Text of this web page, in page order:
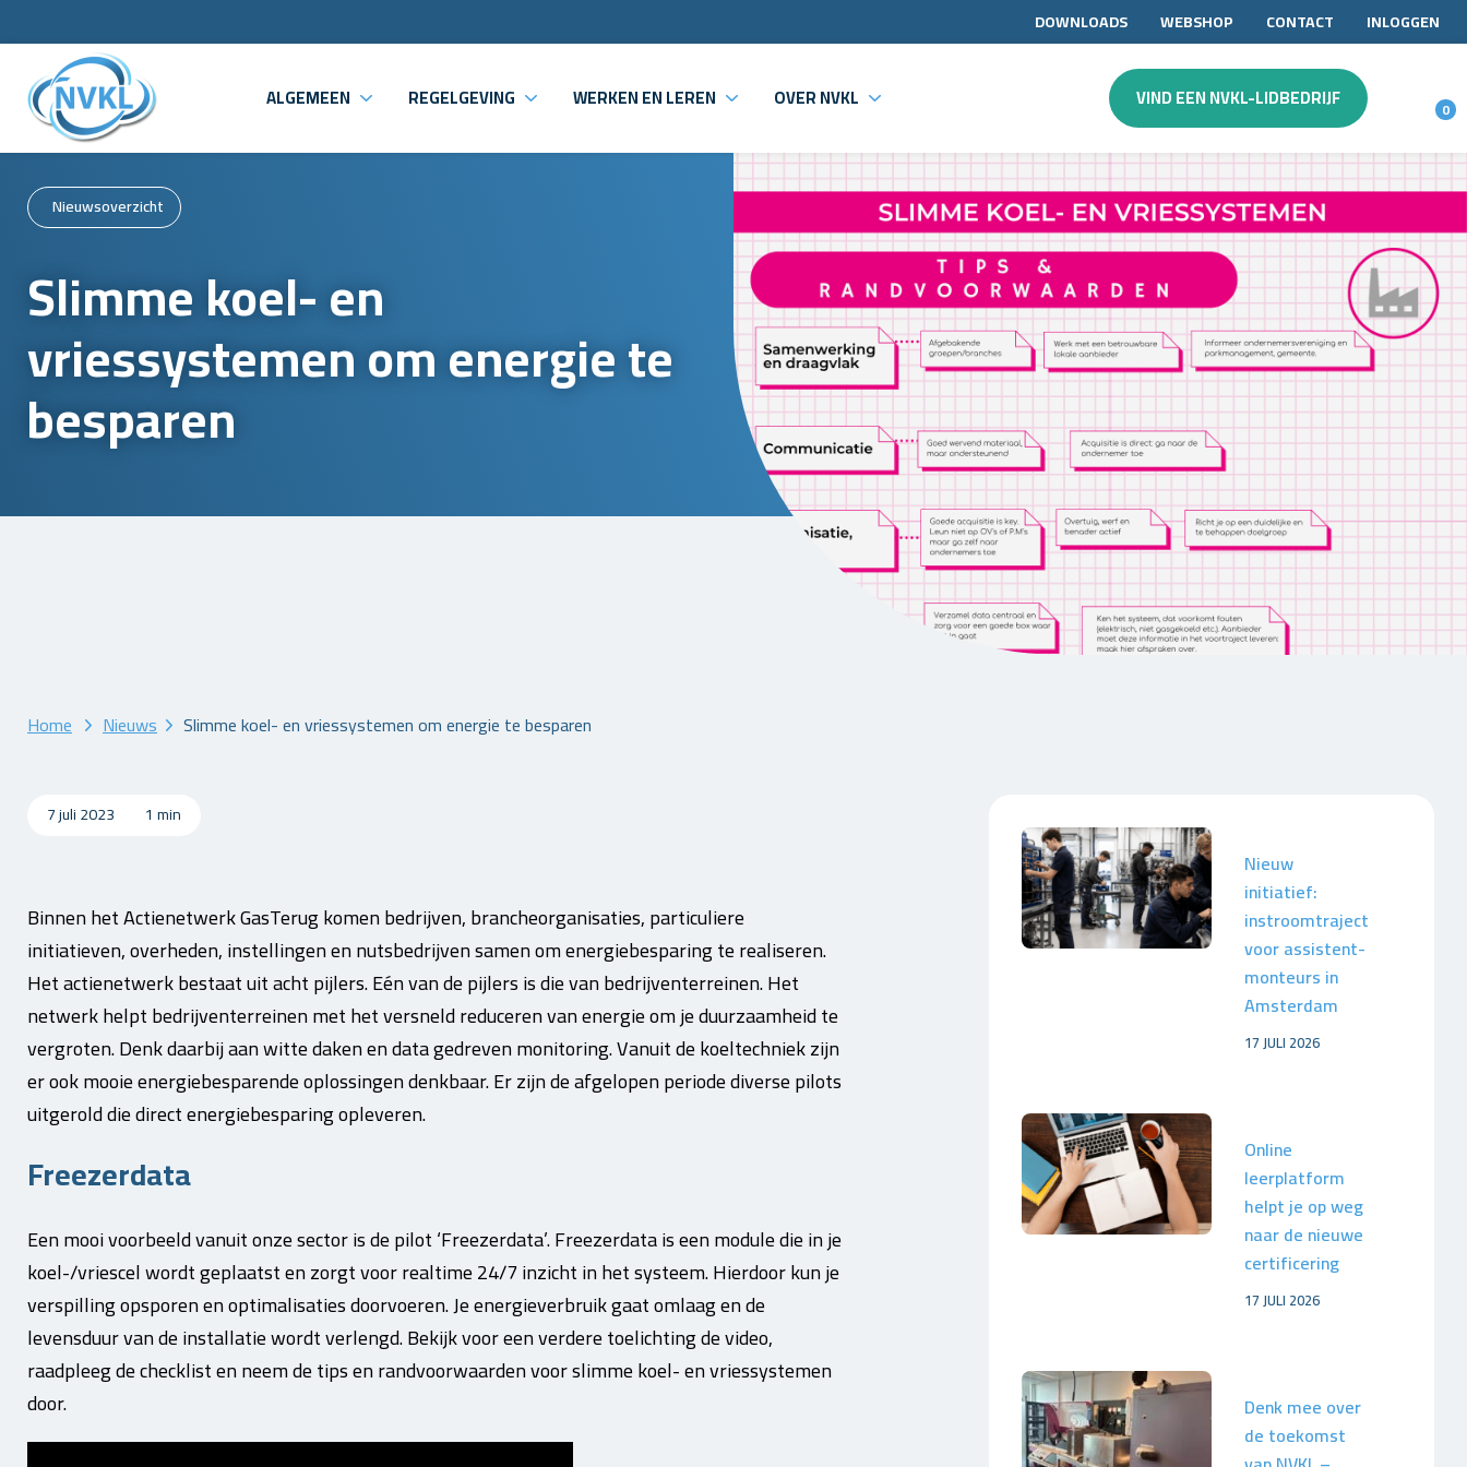
DOWNLOADS WEBSHOP CONTACT INLOGGEN
ALGEMEEN REGELGEVING WERKEN EN LEREN OVER NVKL VIND EEN NVKL-LIDBEDRIJF 0
Nieuwsoverzicht
Slimme koel- en
vriessystemen om energie te
besparen
Home Nieuws Slimme koel- en vriessystemen om energie te besparen
7 juli 2023 1 min
Binnen het Actienetwerk GasTerug komen bedrijven, brancheorganisaties, particuliere
initiatieven, overheden, instellingen en nutsbedrijven samen om energiebesparing te realiseren.
Het actienetwerk bestaat uit acht pijlers. Eén van de pijlers is die van bedrijventerreinen. Het
netwerk helpt bedrijventerreinen met het versneld reduceren van energie om je duurzaamheid te
vergroten. Denk daarbij aan witte daken en data gedreven monitoring. Vanuit de koeltechniek zijn
er ook mooie energiebesparende oplossingen denkbaar. Er zijn de afgelopen periode diverse pilots
uitgerold die direct energiebesparing opleveren.
Freezerdata
Een mooi voorbeeld vanuit onze sector is de pilot ‘Freezerdata’. Freezerdata is een module die in je
koel-/vriescel wordt geplaatst en zorgt voor realtime 24/7 inzicht in het systeem. Hierdoor kun je
verspilling opsporen en optimalisaties doorvoeren. Je energieverbruik gaat omlaag en de
levensduur van de installatie wordt verlengd. Bekijk voor een verdere toelichting de video,
raadpleeg de checklist en neem de tips en randvoorwaarden voor slimme koel- en vriessystemen
door.
Nieuw
initiatief:
instroomtraject
voor assistent-
monteurs in
Amsterdam
17 JULI 2026
Online
leerplatform
helpt je op weg
naar de nieuwe
certificering
17 JULI 2026
Denk mee over
de toekomst